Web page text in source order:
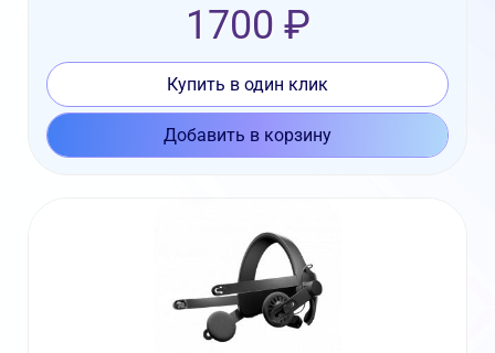
1700 ₽
Купить в один клик
Добавить в корзину